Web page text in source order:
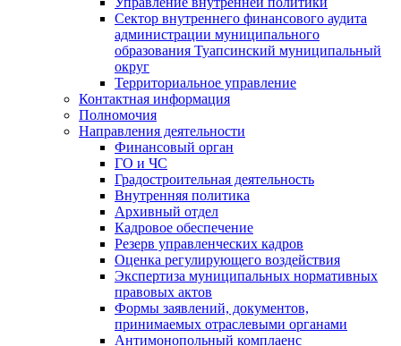
Сектор внутреннего финансового аудита
администрации муниципального
образования Туапсинский муниципальный
округ
Территориальное управление
Контактная информация
Полномочия
Направления деятельности
Финансовый орган
ГО и ЧС
Градостроительная деятельность
Внутренняя политика
Архивный отдел
Кадровое обеспечение
Резерв управленческих кадров
Оценка регулирующего воздействия
Экспертиза муниципальных нормативных
правовых актов
Формы заявлений, документов,
принимаемых отраслевыми органами
Антимонопольный комплаенс